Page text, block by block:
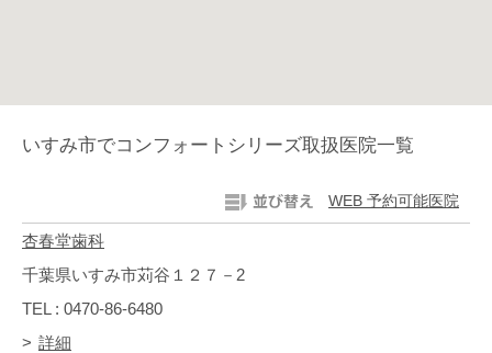
いすみ市でコンフォートシリーズ取扱医院一覧
WEB 予約可能医院
杏春堂歯科
千葉県いすみ市苅谷１２７－2
TEL : 0470-86-6480
詳細